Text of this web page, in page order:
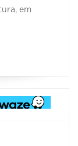
em